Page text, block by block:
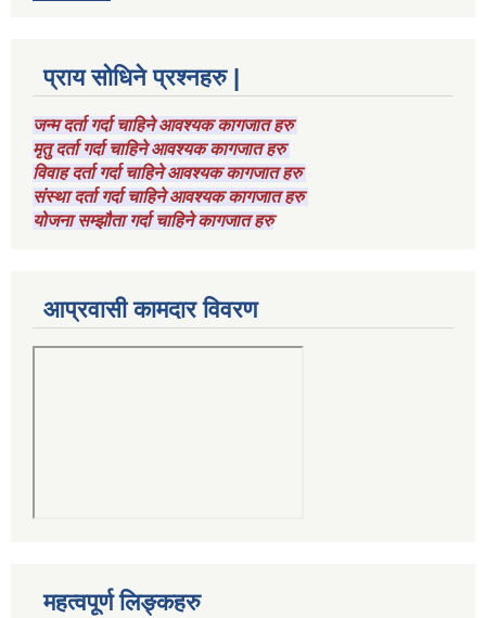
प्राय सोधिने प्रश्नहरु |
जन्म दर्ता गर्दा चाहिने आवश्यक कागजात हरु
मृतु दर्ता गर्दा चाहिने आवश्यक कागजात हरु
विवाह दर्ता गर्दा चाहिने आवश्यक कागजात हरु
संस्था दर्ता गर्दा चाहिने आवश्यक कागजात हरु
योजना सम्झौता गर्दा चाहिने कागजात हरु
आप्रवासी कामदार विवरण
महत्वपूर्ण लिङ्कहरु